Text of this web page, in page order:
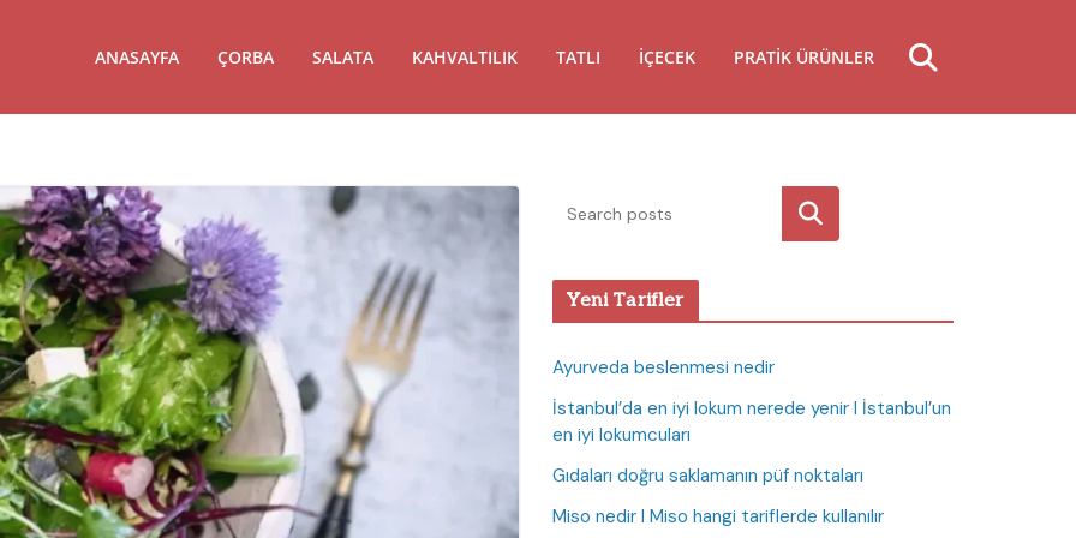
ANASAYFA ÇORBA SALATA KAHVALTILIK TATLI İÇECEK PRATIK ÜRÜNLER
Ara
Yeni Tarifler
Ayurveda beslenmesi nedir
İstanbul’da en iyi lokum nerede yenir I İstanbul’un
en iyi lokumcuları
Gıdaları doğru saklamanın püf noktaları
Miso nedir I Miso hangi tariflerde kullanılır